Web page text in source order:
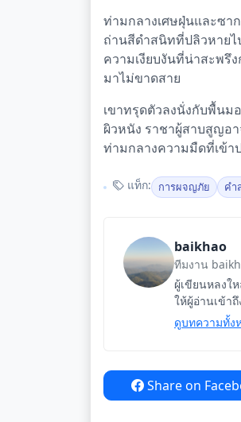
ท่ามกลางเศษฝุ่นและซา
ถ่านสีดำสนิทที่ปลิวหายไ
ความเงียบงันที่น่าสะพรึ
มาไม่ขาดสาย
เขาทรุดตัวลงนั่งกับพื้นม
ผิวหนัง ราชาผู้สาบสูญอ
ท่ามกลางความมืดที่เข้า
แท็ก: การผจญภัย คำ
baikhao
ทีมงาน
ผู้เขียนหลงใ
ให้ผู้อ่านเข้า
ดูบทความทั้ง
Share on